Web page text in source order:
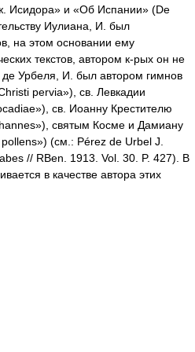
Исидора» и «Об Испании» (De
Иулиана, И. был
на этом основании ему
текстов, автором к-рых он не
Урбеля, И. был автором гимнов
pervia»), св. Левкадии
св. Иоанну Крестителю
святым Косме и Дамиану
(см.: Pérez de Urbel J.
// RBen. 1913. Vol. 30. P. 427). В
в качестве автора этих